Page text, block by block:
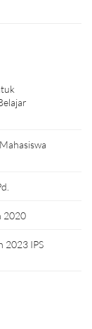
2020
2023 IPS